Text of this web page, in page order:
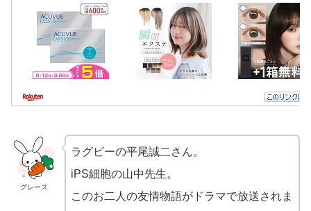
グレース
ラグビーの平尾誠二さん。
iPS細胞の山中先生。
このお二人の友情物語がドラマで放送されま